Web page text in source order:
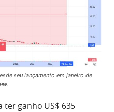
seu lançamento em janeiro de
ter ganho US$ 635